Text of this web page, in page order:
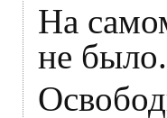
На
не